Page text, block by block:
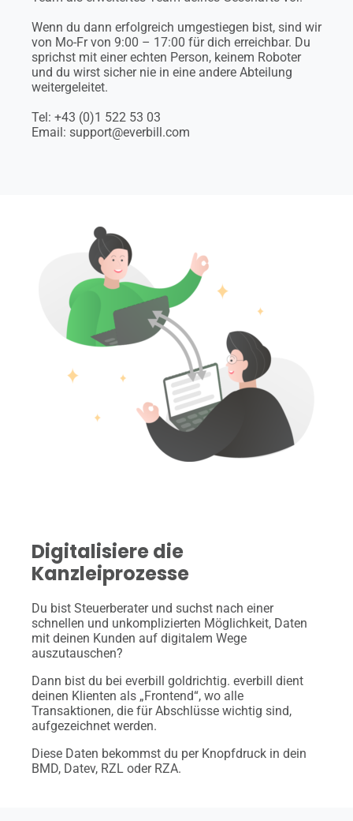
Wenn du dann erfolgreich umgestiegen bist, sind wir
von Mo-Fr von 9:00 – 17:00 für dich erreichbar. Du
sprichst mit einer echten Person, keinem Roboter
und du wirst sicher nie in eine andere Abteilung
weitergeleitet.
Tel: +43 (0)1 522 53 03
Email: support@everbill.com
Digitalisiere die
Kanzleiprozesse
Du bist Steuerberater und suchst nach einer
schnellen und unkomplizierten Möglichkeit, Daten
mit deinen Kunden auf digitalem Wege
auszutauschen?
Dann bist du bei everbill goldrichtig. everbill dient
deinen Klienten als „Frontend“, wo alle
Transaktionen, die für Abschlüsse wichtig sind,
aufgezeichnet werden.
Diese Daten bekommst du per Knopfdruck in dein
BMD, Datev, RZL oder RZA.